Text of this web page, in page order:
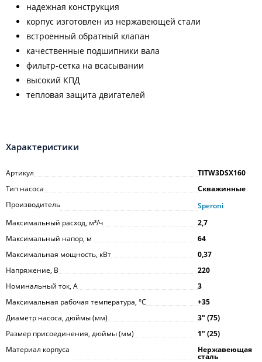
надежная конструкция
корпус изготовлен из нержавеющей стали
встроенный обратный клапан
качественные подшипники вала
фильтр-сетка на всасывании
высокий КПД
тепловая защита двигателей
Характеристики
Артикул
TITW3DSX160
Тип насоса
Скважинные
Производитель
Speroni
Максимальный расход, м³/ч
2,7
Максимальный напор, м
64
Максимальная мощность, кВт
0,37
Напряжение, В
220
Номинальный ток, А
3
Максимальная рабочая температура, °С
+35
Диаметр насоса, дюймы (мм)
3ʺ (75)
Размер присоединения, дюймы (мм)
1ʺ (25)
Материал корпуса
Нержавеющая
сталь